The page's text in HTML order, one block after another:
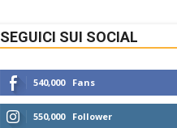
SEGUICI SUI SOCIAL
540,000 Fans
550,000 Follower